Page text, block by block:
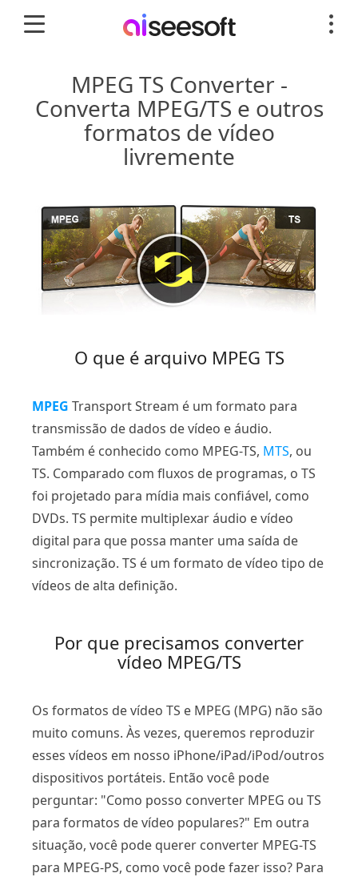
MPEG TS Converter -
Converta MPEG/TS e outros
formatos de vídeo
livremente
O que é arquivo MPEG TS
MPEG Transport Stream é um formato para
transmissão de dados de vídeo e áudio.
Também é conhecido como MPEG-TS, MTS, ou
TS. Comparado com fluxos de programas, o TS
foi projetado para mídia mais confiável, como
DVDs. TS permite multiplexar áudio e vídeo
digital para que possa manter uma saída de
sincronização. TS é um formato de vídeo tipo de
vídeos de alta definição.
Por que precisamos converter
vídeo MPEG/TS
Os formatos de vídeo TS e MPEG (MPG) não são
muito comuns. Às vezes, queremos reproduzir
esses vídeos em nosso iPhone/iPad/iPod/outros
dispositivos portáteis. Então você pode
perguntar: "Como posso converter MPEG ou TS
para formatos de vídeo populares?" Em outra
situação, você pode querer converter MPEG-TS
para MPEG-PS, como você pode fazer isso? Para